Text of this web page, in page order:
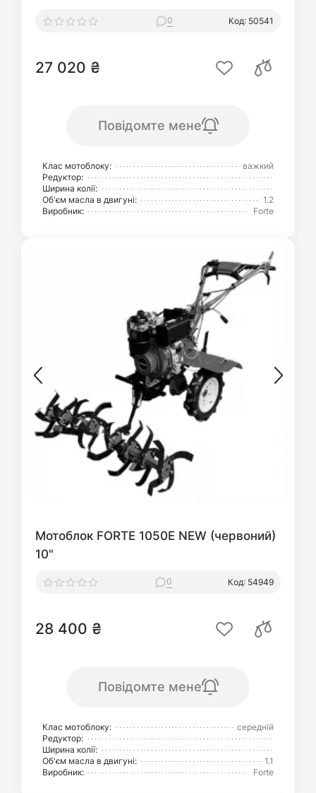
0 Код: 50541
27 020 ₴
Повідомте мене
Клас мотоблоку:
важкий
Редуктор:
Ширина колії:
Об'єм масла в двигуні:
1.2
Виробник:
Forte
Мотоблок FORTE 1050E NEW (червоний)
10"
0 Код: 54949
28 400 ₴
Повідомте мене
Клас мотоблоку:
середній
Редуктор:
Ширина колії:
Об'єм масла в двигуні:
1.1
Виробник:
Forte